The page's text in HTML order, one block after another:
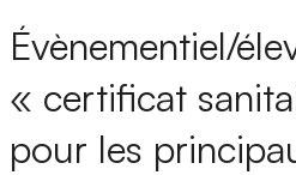
Évènementiel/
« certificat
pour les